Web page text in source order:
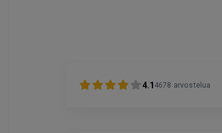
4.1 4678 arvostelua